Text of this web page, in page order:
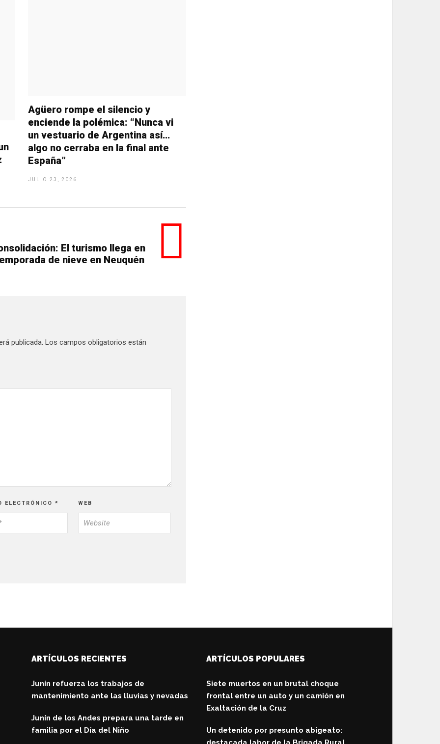
Agüero rompe el silencio y
enciende la polémica: “Nunca vi
un vestuario de Argentina así…
algo no cerraba en la final ante
España”
JULIO 23, 2026
El turismo llega en
de nieve en Neuquén
publicada. Los campos obligatorios están
ELECTRÓNICO* WEB
ARTÍCULOS RECIENTES
Junín refuerza los trabajos de
mantenimiento ante las lluvias y nevadas
Junín de los Andes prepara una tarde en
familia por el Día del Niño
ARTÍCULOS POPULARES
Siete muertos en un brutal choque
frontal entre un auto y un camión en
Exaltación de la Cruz
Un detenido por presunto abigeato: